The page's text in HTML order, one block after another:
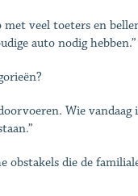
veel toeters en
auto nodig hebben.”
Wie
obstakels die de